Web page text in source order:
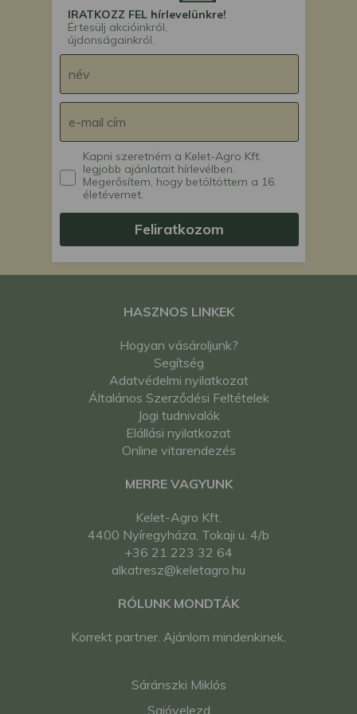
IRATKOZZ FEL hírlevelünkre!
Értesülj akcióinkról,
újdonságainkról.
Kapni szeretném a Kelet-Agro Kft.
legjobb ajánlatait hírlevélben.
Megerősítem, hogy betöltöttem a 16.
életévemet.
Feliratkozom
HASZNOS LINKEK
Hogyan vásároljunk?
Segítség
Adatvédelmi nyilatkozat
Általános Szerződési Feltételek
Jogi tudnivalók
Elállási nyilatkozat
Online vitarendezés
MERRE VAGYUNK
Kelet-Agro Kft.
4400 Nyíregyháza, Tokaji u. 4/b
+36 21 223 32 64
alkatresz@keletagro.hu
RÓLUNK MONDTÁK
Korrekt partner. Ajánlom mindenkinek.
Sáránszki Miklós
Sajóvelezd